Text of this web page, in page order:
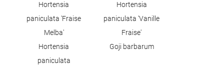
Hortensia
paniculata 'Fraise
Melba'
Hortensia
paniculata 'Vanille
Fraise'
Hortensia
paniculata
Goji barbarum